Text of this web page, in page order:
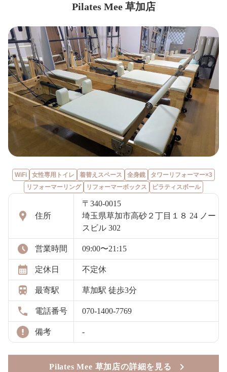
Pilates Mee 草加店
WiFi 女性専用トイレ 着替えスペース 全身鏡
タワーリフォーマー×3
リフォーマーリング
リフォーマーボックス ピラティスボール
住所
〒340-0015
埼玉県草加市高砂２丁目１８ 24 ノー
スビル 302
営業時間 09:00〜21:15
定休日 不定休
最寄駅 草加駅 徒歩3分
電話番号 070-1400-7769
備考 -
Pilates Mee 草加店の詳細を見る